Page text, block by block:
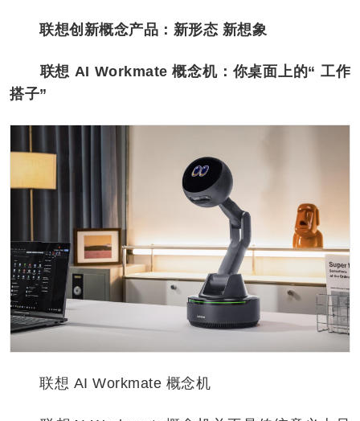
联想创新概念产品：新形态 新想象
联想 AI Workmate 概念机：你桌面上的“ 工作
搭子”
联想 AI Workmate 概念机